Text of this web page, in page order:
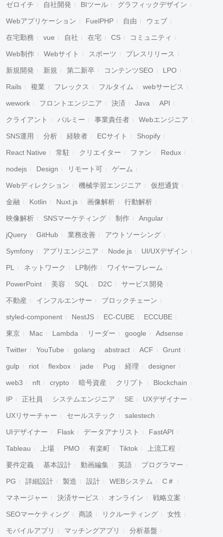
ゼロイチ 自社開発 BIツール グラフィックデザイン
Webアプリケーション FuelPHP 自由 ウェブ
在宅勤務 vue 自社 在宅 CS コミュニティ
Web制作 Webサイト スポーツ プレスリリース
新規開発 新規 第二新卒 コンテンツSEO LPO
Rails 複業 フレックス フルタイム webサービス
wework フロントエンジニア 決済 Java API
クライアント パルミー 事業責任者 Webエンジニア
SNS運用 分析 経験者 ECサイト Shopify
React Native 常駐 クリエイター ファン Redux
nodejs Design リモート可 ゲーム
Webディレクション 機械学習エンジニア 仮想通貨
金融 Kotlin Nuxt.js 画像解析 行動解析
映像解析 SNSマーケティング 制作 Angular
jQuery GitHub 業務改善 アウトソーシング
Symfony アプリエンジニア Node.js UI/UXデザイン
PL ネットワーク LP制作 ワイヤーフレーム
PowerPoint 美容 SQL D2C サービス開発
不動産 インフルエンサー ブロックチェーン
styled-component NestJS EC-CUBE ECCUBE
東京 Mac Lambda リーダー google Adsense
Twitter YouTube golang abstract ACF Grunt
gulp riot flexbox jade Pug 経理 designer
web3 nft crypto 暗号資産 クリプト Blockchain
IP 正社員 システムエンジニア SE UXデザイナー
UXリサーチャー セールステック salestech
UIデザイナー Flask データアナリスト FastAPI
Tableau 上場 PMO 有楽町 Tiktok 上流工程
要件定義 基本設計 動画編集 英語 プログラマー
PG 詳細設計 製造 設計 WEBシステム C＃
マネージャー 決済サービス オンライン 戦略立案
SEOマーケティング 商談 リクルーティング 女性
モバイルアプリ マッチングアプリ 分析基盤